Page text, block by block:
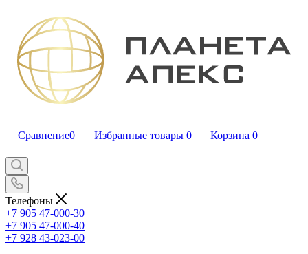
Сравнение0 Избранные товары 0 Корзина 0
Телефоны
+7 905 47-000-30
+7 905 47-000-40
+7 928 43-023-00